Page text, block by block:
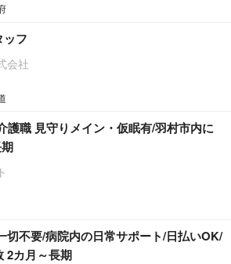
ッフ
会社
護職 見守りメイン・仮眠有/羽村市内に
切不要/病院内の日常サポート/日払いOK/
2カ月～長期